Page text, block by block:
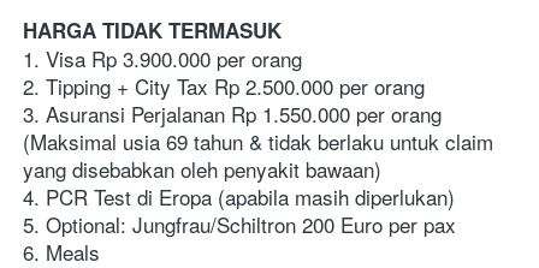
HARGA TIDAK TERMASUK
1. Visa Rp 3.900.000 per orang
2. Tipping + City Tax Rp 2.500.000 per orang
3. Asuransi Perjalanan Rp 1.550.000 per orang
(Maksimal usia 69 tahun & tidak berlaku untuk claim
yang disebabkan oleh penyakit bawaan)
4. PCR Test di Eropa (apabila masih diperlukan)
5. Optional: Jungfrau/Schiltron 200 Euro per pax
6. Meals